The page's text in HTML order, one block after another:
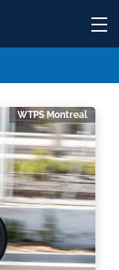
WTPS Montreal